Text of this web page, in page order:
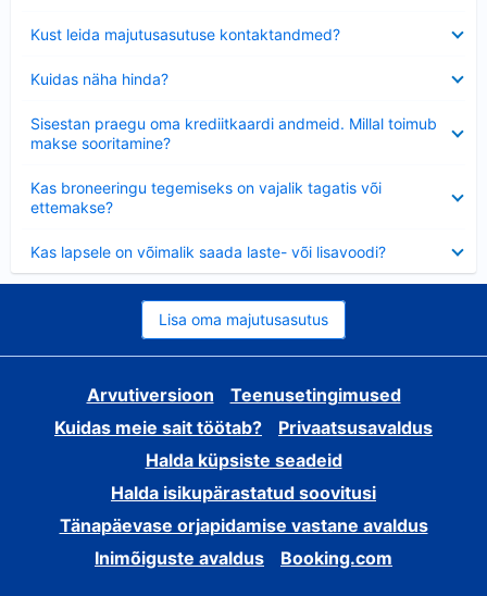
Kust leida majutusasutuse kontaktandmed?
Kuidas näha hinda?
Sisestan praegu oma krediitkaardi andmeid. Millal toimub
makse sooritamine?
Kas broneeringu tegemiseks on vajalik tagatis või
ettemakse?
Kas lapsele on võimalik saada laste- või lisavoodi?
Lisa oma majutusasutus
Arvutiversioon
Teenusetingimused
Kuidas meie sait töötab?
Privaatsusavaldus
Halda küpsiste seadeid
Halda isikupärastatud soovitusi
Tänapäevase orjapidamise vastane avaldus
Inimõiguste avaldus
Booking.com